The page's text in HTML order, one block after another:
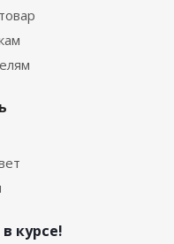
курсе!